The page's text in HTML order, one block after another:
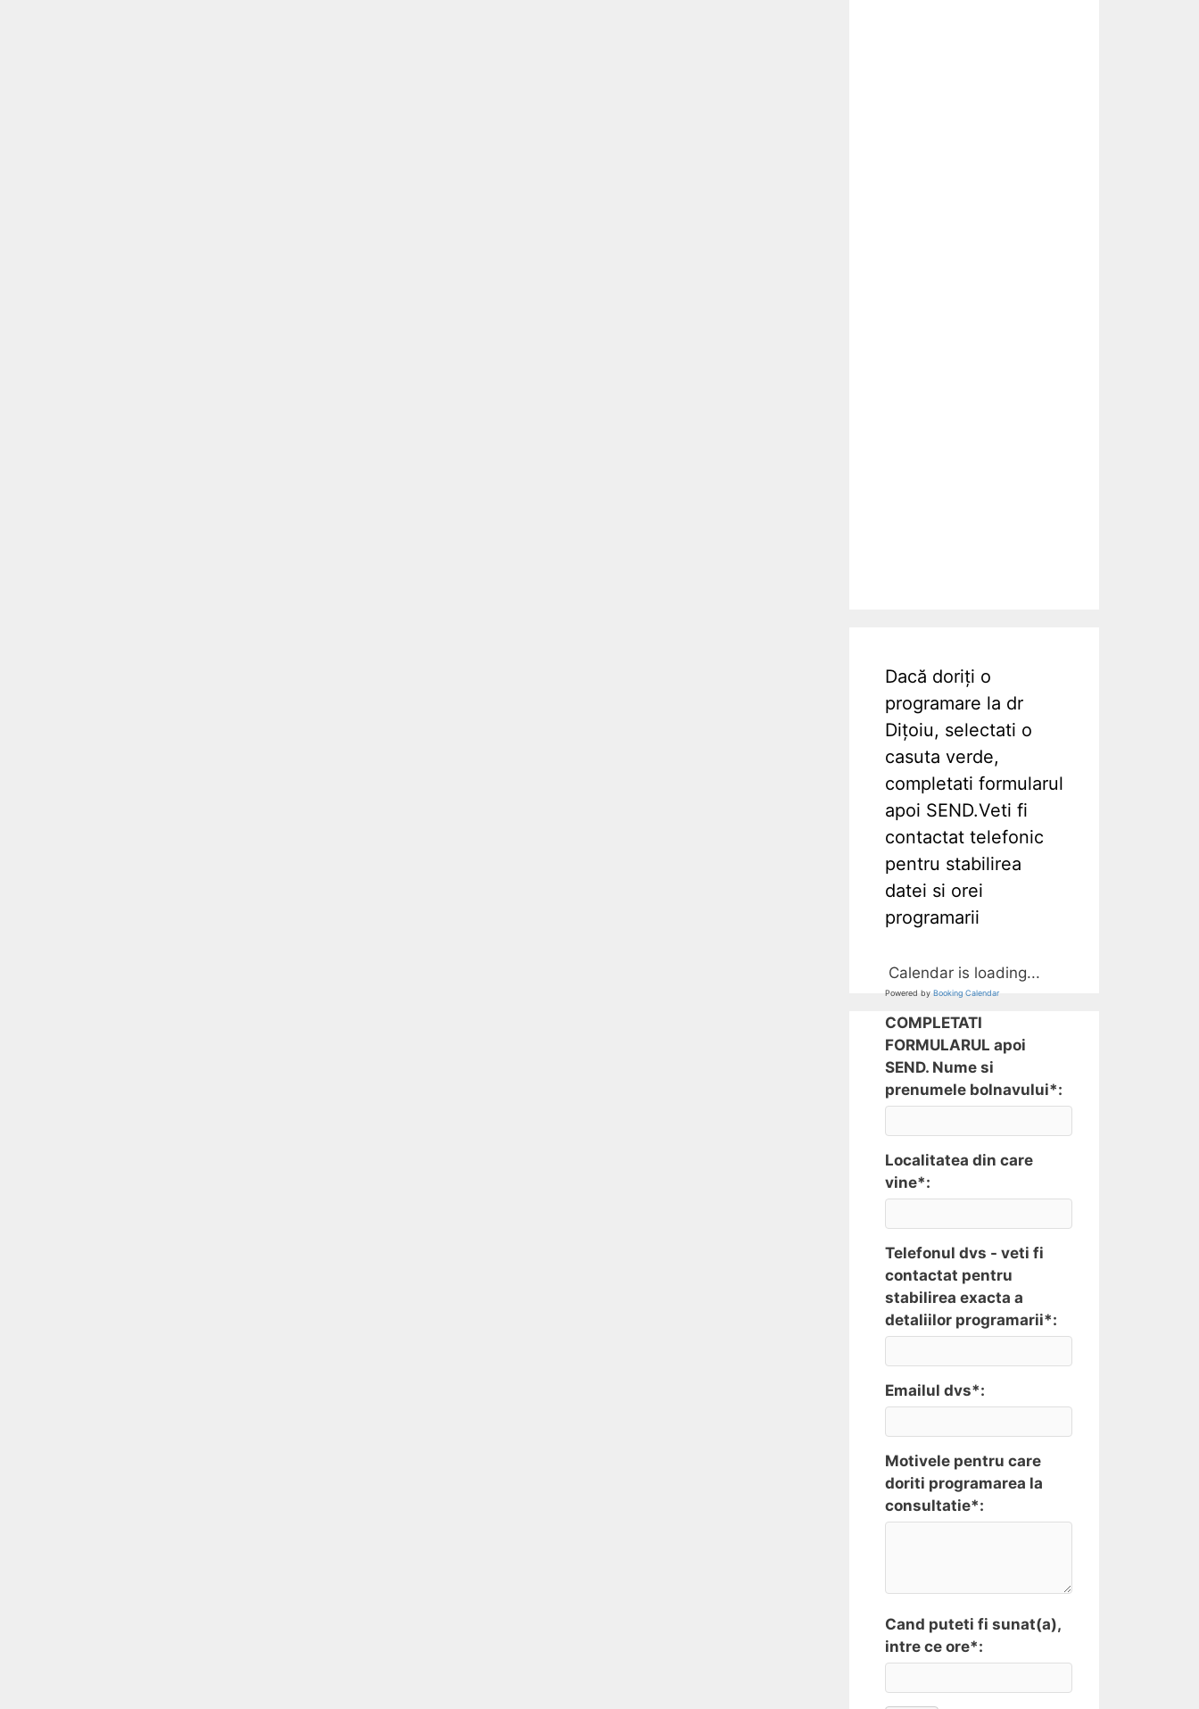
Dacă doriți o
programare la dr
Dițoiu, selectati o
casuta verde,
completati formularul
apoi SEND.Veti fi
contactat telefonic
pentru stabilirea
datei si orei
programarii
Calendar is loading...
Powered by Booking Calendar
COMPLETATI
FORMULARUL apoi
SEND. Nume si
prenumele bolnavului*:
Localitatea din care
vine*:
Telefonul dvs - veti fi
contactat pentru
stabilirea exacta a
detaliilor programarii*:
Emailul dvs*:
Motivele pentru care
doriti programarea la
consultatie*:
Cand puteti fi sunat(a),
intre ce ore*: